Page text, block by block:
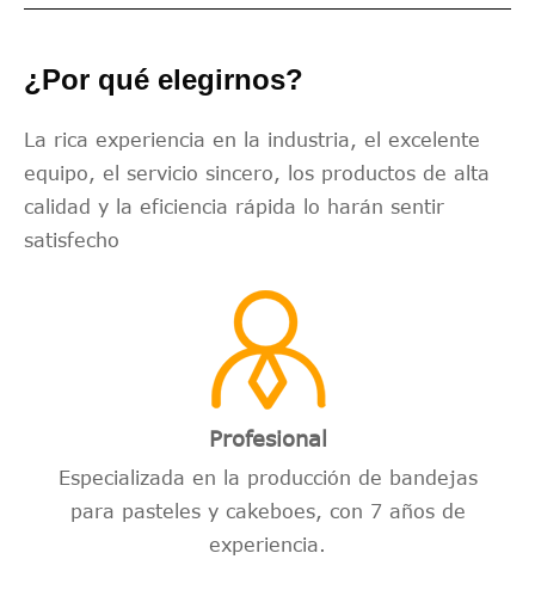
¿Por qué elegirnos?
La rica experiencia en la industria, el excelente
equipo, el servicio sincero, los productos de alta
calidad y la eficiencia rápida lo harán sentir
satisfecho
Profesional
Especializada en la producción de bandejas
para pasteles y cakeboes, con 7 años de
experiencia.